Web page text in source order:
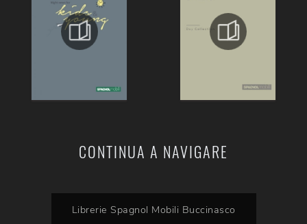
CONTINUA A NAVIGARE
Librerie Spagnol Mobili Buccinasco